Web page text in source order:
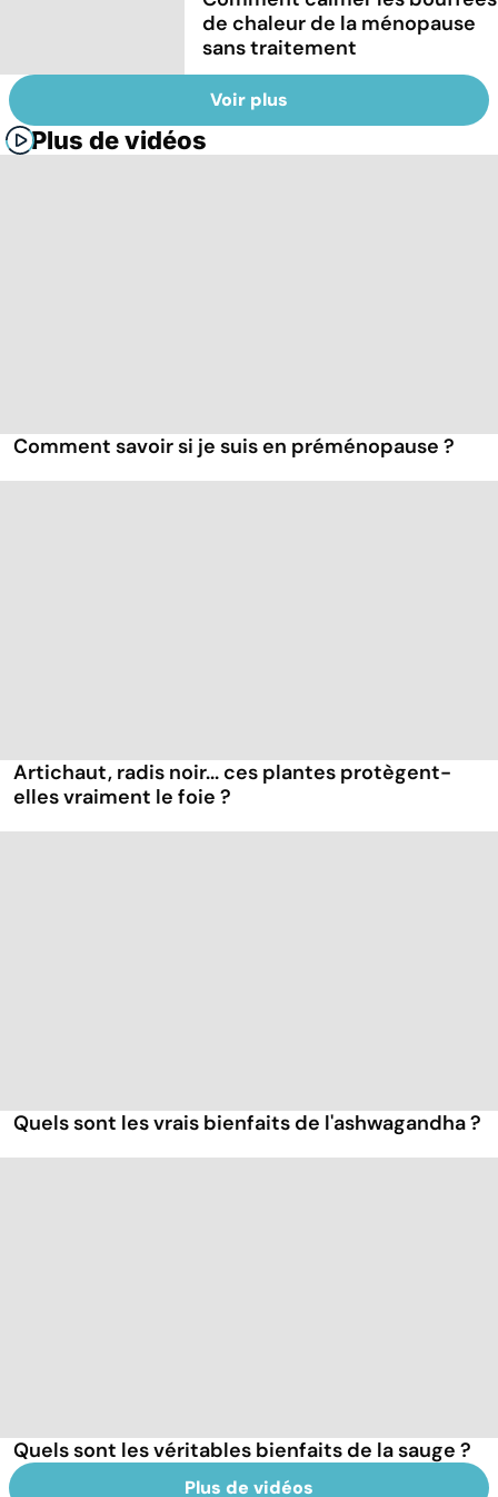
de chaleur de la ménopause
sans traitement
Voir plus
Plus de vidéos
Comment savoir si je suis en préménopause ?
Artichaut, radis noir... ces plantes protègent-
elles vraiment le foie ?
Quels sont les vrais bienfaits de l'ashwagandha ?
Quels sont les véritables bienfaits de la sauge ?
Plus de vidéos